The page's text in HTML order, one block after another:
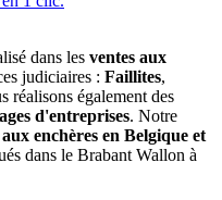
dans les ventes aux
judiciaires : Faillites,
réalisons également des
d'entreprises. Notre
aux enchères en Belgique et
dans le Brabant Wallon à